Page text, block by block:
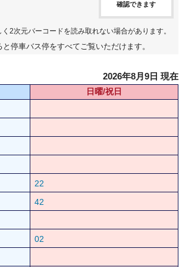
確認できます
2次元バーコードを読み取れない場合があります。
停車バス停をすべてご覧いただけます。
2026年8月9日 現在
日曜/祝日
22
42
02